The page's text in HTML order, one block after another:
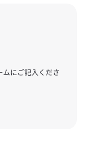
にご記入くださ